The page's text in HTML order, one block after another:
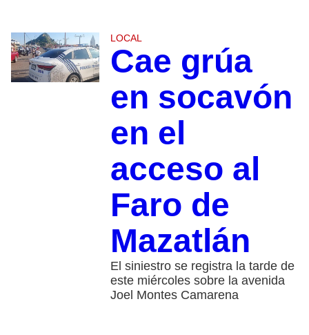
LOCAL
Cae grúa
en socavón
en el
acceso al
Faro de
Mazatlán
El siniestro se registra la tarde de
este miércoles sobre la avenida
Joel Montes Camarena